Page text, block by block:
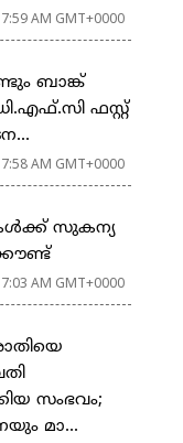
7:59 AM GMT+0000
ബാങ്ക്
ഫസ്റ്റ്
7:58 AM GMT+0000
സു​ക​ന്യ
7:03 AM GMT+0000
സംഭവം;
മാ...